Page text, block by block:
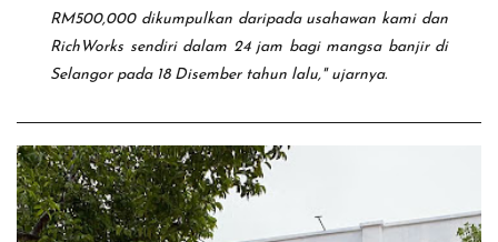
RM500,000 dikumpulkan daripada usahawan kami dan
RichWorks sendiri dalam 24 jam bagi mangsa banjir di
Selangor pada 18 Disember tahun lalu," ujarnya.